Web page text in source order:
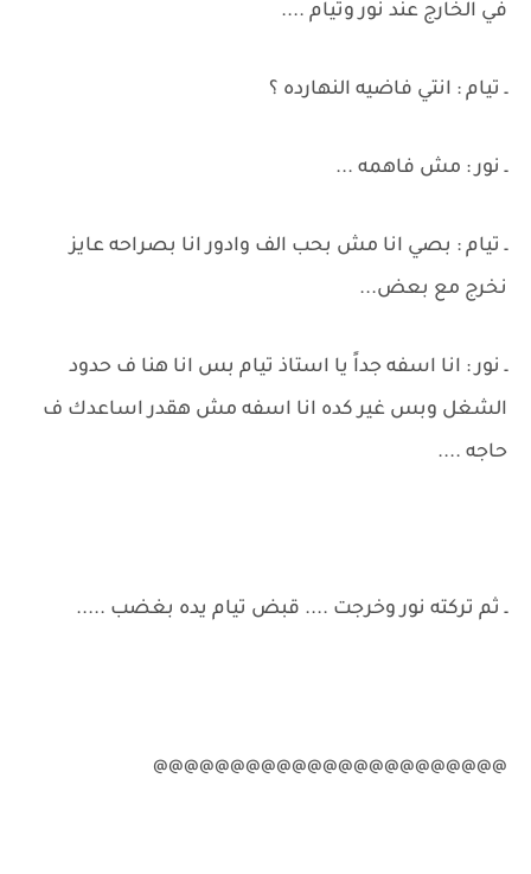
في الخارج عند نور وتيام ....
ـ تيام : انتي فاضيه النهارده ؟
ـ نور : مش فاهمه ...
ـ تيام : بصي انا مش بحب الف وادور انا بصراحه عايز
نخرج مع بعض...
ـ نور : انا اسفه جداً يا استاذ تيام بس انا هنا ف حدود
الشغل وبس غير كده انا اسفه مش هقدر اساعدك ف
حاجه ....
ـ ثم تركته نور وخرجت .... قبض تيام يده بغضب .....
@@@@@@@@@@@@@@@@@@@@@@@